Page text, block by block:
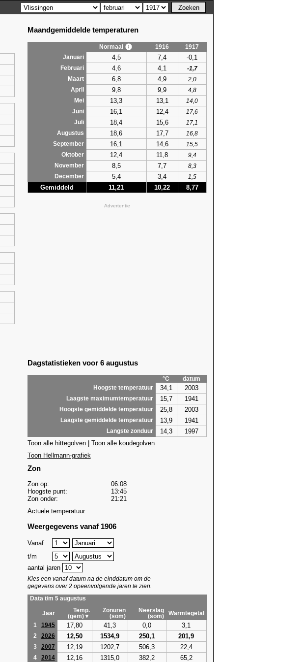
Maandgemiddelde temperaturen
Normaal 1916
1917
Januari
4,5 7,4 -0,1
Februari 4,6 4,1
-1,7
Maart
6,8 4,9
2,0
April
9,8 9,9
4,8
Mei
13,3 13,1
14,0
Juni
16,1 12,4
17,6
Juli
18,4 15,6
17,1
Augustus
18,6 17,7
16,8
September
16,1 14,6
15,5
Oktober
12,4 11,8
9,4
November
8,5 7,7
8,3
December
5,4 3,4 1,5
Gemiddeld 11,21 10,22 8,77
Advertentie
Dagstatistieken voor 6 augustus
°C
datum
Hoogste temperatuur
34,1 2003
Laagste maximumtemperatuur 15,7 1941
Hoogste gemiddelde temperatuur 25,8 2003
Laagste gemiddelde temperatuur 13,9 1941
Langste zonduur 14,3
1997
Toon alle hittegolven| Toon alle koudegolven
Toon Hellmann-grafiek
Zon
Zon op:
06:08
Hoogste punt:
13:45
Zon onder:
21:21
Actuele temperatuur
Weergegevens vanaf 1906
Vanaf
t/m
aantal jaren
Kies een vanaf-datum na de einddatum om de
gegevens over 2 opeenvolgende jaren te zien.
Data t/m 5 augustus
Jaar
Temp.
(gem)▼
Zonuren
(som)
Neerslag
(som)
Warmtegetal
1
1945 17,80 41,3 0,0 3,1
2 2026 12,50 1534,9 250,1 201,9
3 2007 12,19 1202,7 506,3 22,4
4 2014 12,16 1315,0 382,2 65,2